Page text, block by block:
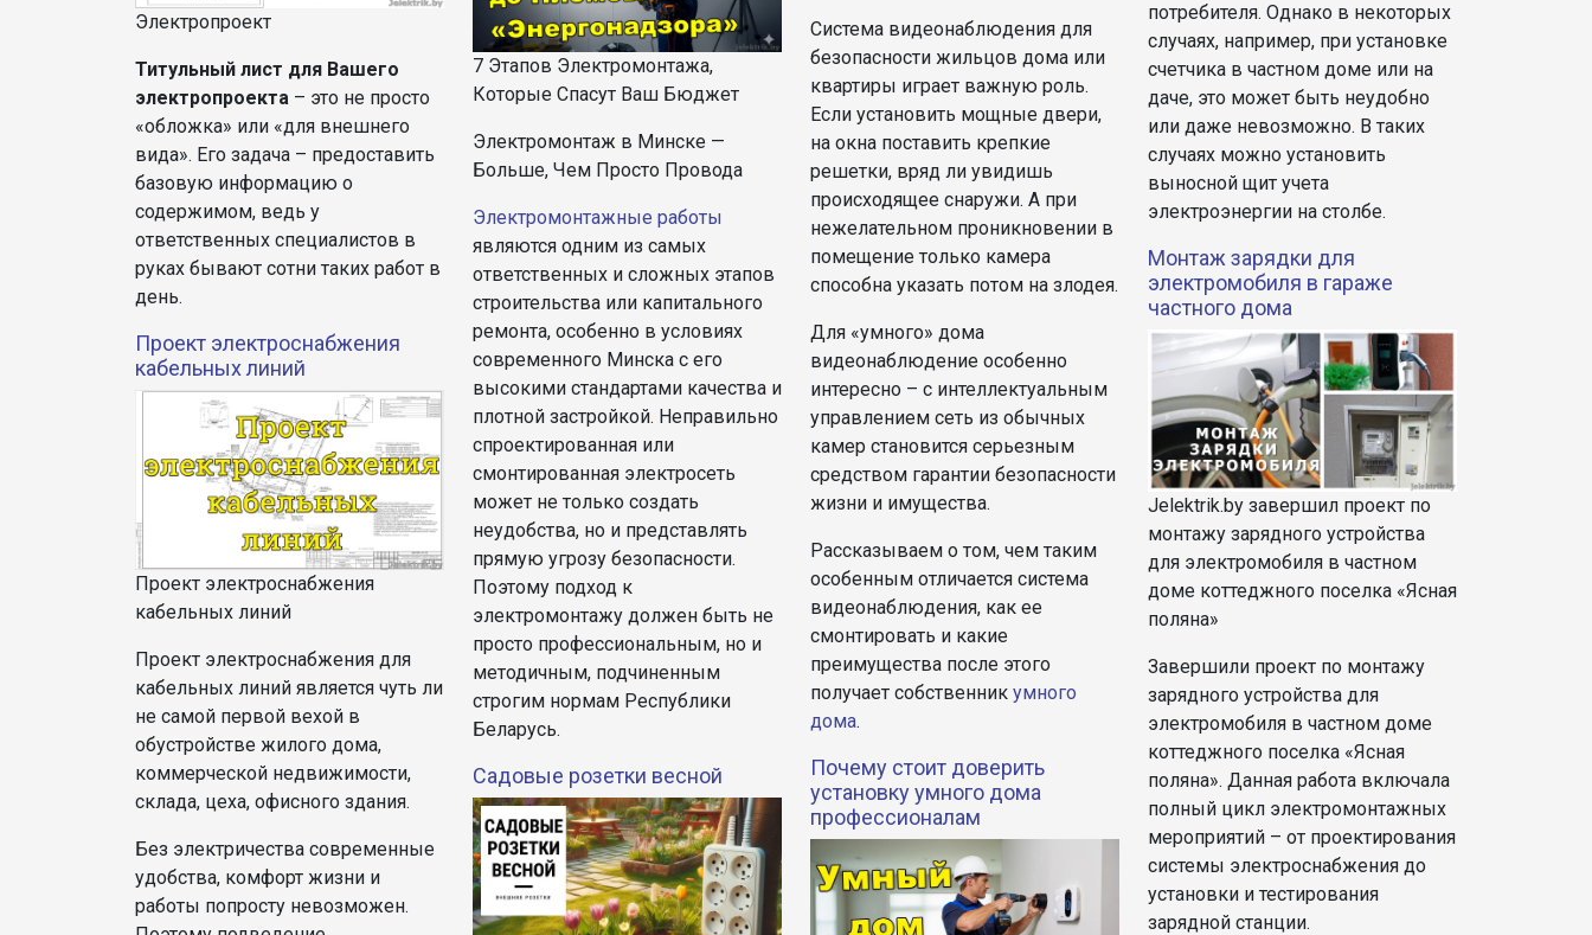
Электропроект
Титульный лист для Вашего
электропроекта – это не просто
«обложка» или «для внешнего
вида». Его задача – предоставить
базовую информацию о
содержимом, ведь у
ответственных специалистов в
руках бывают сотни таких работ в
день.
Проект электроснабжения
кабельных линий
Проект электроснабжения
кабельных линий
Проект электроснабжения для
кабельных линий является чуть ли
не самой первой вехой в
обустройстве жилого дома,
коммерческой недвижимости,
склада, цеха, офисного здания.
Без электричества современные
удобства, комфорт жизни и
работы попросту невозможен.
7 Этапов Электромонтажа,
Которые Спасут Ваш Бюджет
Электромонтаж в Минске —
Больше, Чем Просто Провода
Электромонтажные работы
являются одним из самых
ответственных и сложных этапов
строительства или капитального
ремонта, особенно в условиях
современного Минска с его
высокими стандартами качества и
плотной застройкой. Неправильно
спроектированная или
смонтированная электросеть
может не только создать
неудобства, но и представлять
прямую угрозу безопасности.
Поэтому подход к
электромонтажу должен быть не
просто профессиональным, но и
методичным, подчиненным
строгим нормам Республики
Беларусь.
Садовые розетки весной
Система видеонаблюдения для
безопасности жильцов дома или
квартиры играет важную роль.
Если установить мощные двери,
на окна поставить крепкие
решетки, вряд ли увидишь
происходящее снаружи. А при
нежелательном проникновении в
помещение только камера
способна указать потом на злодея.
Для «умного» дома
видеонаблюдение особенно
интересно – с интеллектуальным
управлением сеть из обычных
камер становится серьезным
средством гарантии безопасности
жизни и имущества.
Рассказываем о том, чем таким
особенным отличается система
видеонаблюдения, как ее
смонтировать и какие
преимущества после этого
получает собственник умного
дома.
Почему стоит доверить
установку умного дома
профессионалам
потребителя. Однако в некоторых
случаях, например, при установке
счетчика в частном доме или на
даче, это может быть неудобно
или даже невозможно. В таких
случаях можно установить
выносной щит учета
электроэнергии на столбе.
Монтаж зарядки для
электромобиля в гараже
частного дома
Jelektrik.by завершил проект по
монтажу зарядного устройства
для электромобиля в частном
доме коттеджного поселка «Ясная
поляна»
Завершили проект по монтажу
зарядного устройства для
электромобиля в частном доме
коттеджного поселка «Ясная
поляна». Данная работа включала
полный цикл электромонтажных
мероприятий – от проектирования
системы электроснабжения до
установки и тестирования
зарядной станции.